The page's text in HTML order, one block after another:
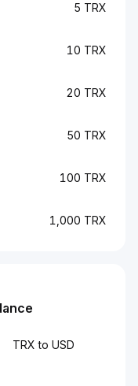
5 TRX
10 TRX
20 TRX
50 TRX
100 TRX
1,000 TRX
TRX to USD